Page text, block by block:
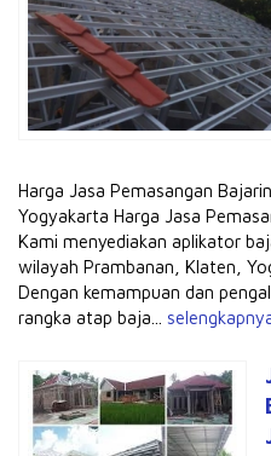
Harga Jasa Pemasangan
Yogyakarta Harga Jasa
Kami menyediakan aplikator
wilayah Prambanan, Klaten,
Dengan kemampuan dan
rangka atap baja...